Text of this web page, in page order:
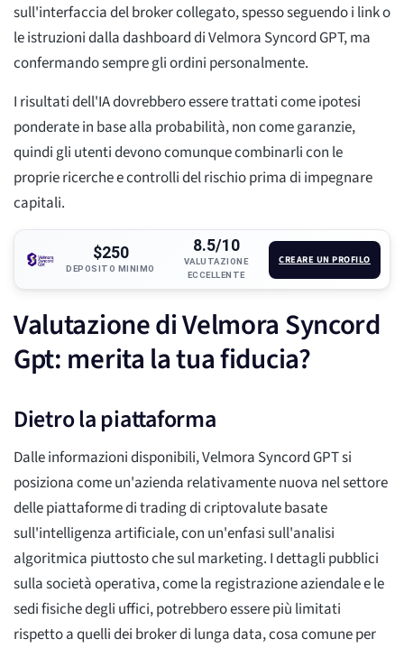
sull'interfaccia del broker collegato, spesso seguendo i link o
le istruzioni dalla dashboard di Velmora Syncord GPT, ma
confermando sempre gli ordini personalmente.
I risultati dell'IA dovrebbero essere trattati come ipotesi
ponderate in base alla probabilità, non come garanzie,
quindi gli utenti devono comunque combinarli con le
proprie ricerche e controlli del rischio prima di impegnare
capitali.
$250
DEPOSITO MINIMO
8.5/10
VALUTAZIONE
ECCELLENTE
CREARE UN PROFILO
Valutazione di Velmora Syncord
Gpt: merita la tua fiducia?
Dietro la piattaforma
Dalle informazioni disponibili, Velmora Syncord GPT si
posiziona come un'azienda relativamente nuova nel settore
delle piattaforme di trading di criptovalute basate
sull'intelligenza artificiale, con un'enfasi sull'analisi
algoritmica piuttosto che sul marketing. I dettagli pubblici
sulla società operativa, come la registrazione aziendale e le
sedi fisiche degli uffici, potrebbero essere più limitati
rispetto a quelli dei broker di lunga data, cosa comune per